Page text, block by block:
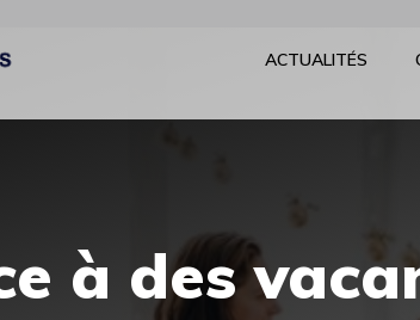
ACTUALITÉS
à des